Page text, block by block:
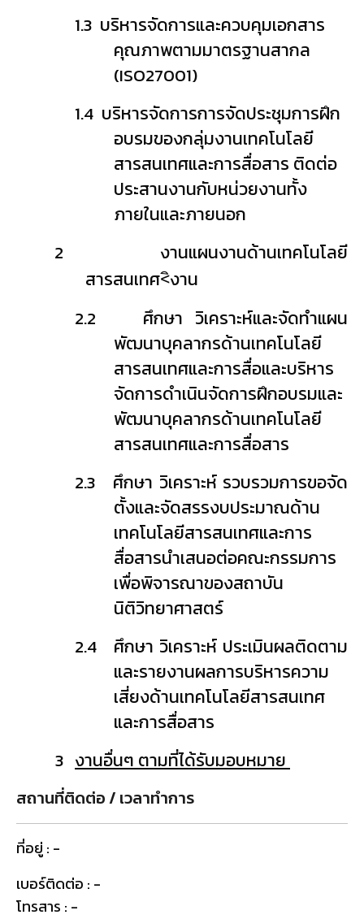
1.3 บริหารจัดการและควบคุมเอกสาร
คุณภาพตามมาตรฐานสากล
(ISO27001)
1.4 บริหารจัดการการจัดประชุมการฝึก
อบรมของกลุ่มงานเทคโนโลยี
สารสนเทศและการสื่อสาร ติดต่อ
ประสานงานกับหน่วยงานทั้ง
ภายในและภายนอก
2
งานแผนงานด้านเทคโนโลยี
สารสนเทศ<ิงาน
2.2
ศึกษา วิเคราะห์และจัดทำแผน
พัฒนาบุคลากรด้านเทคโนโลยี
สารสนเทศและการสื่อและบริหาร
จัดการดำเนินจัดการฝึกอบรมและ
พัฒนาบุคลากรด้านเทคโนโลยี
สารสนเทศและการสื่อสาร
2.3
ศึกษา วิเคราะห์ รวบรวมการขอจัด
ตั้งและจัดสรรงบประมาณด้าน
เทคโนโลยีสารสนเทศและการ
สื่อสารนำเสนอต่อคณะกรรมการ
เพื่อพิจารณาของสถาบัน
นิติวิทยาศาสตร์
2.4
ศึกษา วิเคราะห์ ประเมินผลติดตาม
และรายงานผลการบริหารความ
เสี่ยงด้านเทคโนโลยีสารสนเทศ
และการสื่อสาร
3 งานอื่นๆ ตามที่ได้รับมอบหมาย
สถานที่ติดต่อ / เวลาทำการ
ที่อยู่ : -
เบอร์ติดต่อ : -
โทรสาร : -